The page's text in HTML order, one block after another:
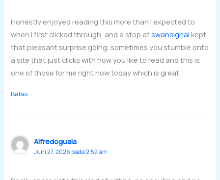
Honestly enjoyed reading this more than I expected to
when I first clicked through, and a stop atswansignal kept
that pleasant surprise going, sometimes you stumble onto
a site that just clicks with how you like to read and this is
one of those for me right now today which is great.
Balas
Alfredoguala
Juni 27, 2026 pada 2:52 am